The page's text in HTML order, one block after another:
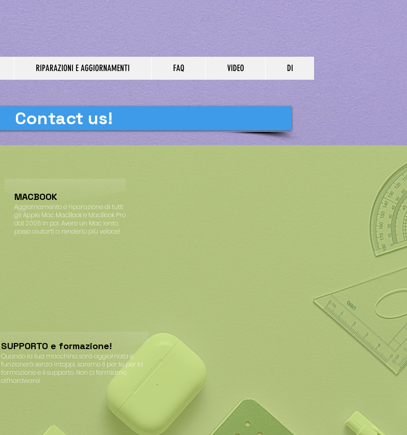
RIPARAZIONI E AGGIORNAMENTI FAQ VIDEO DI
Contact us!
MACBOOK
Aggiornamento e riparazione di tutti
gli Apple Mac MacBook e MacBook Pro
dal 2006 in poi. Avere un Mac lento,
posso aiutarti a renderlo più veloce!
SUPPORTO e formazione!
Quando la tua macchina sarà aggiornata e
funzionerà senza intoppi, saremo lì per te per la
formazione e il supporto. Non ci fermiamo
all'hardware!